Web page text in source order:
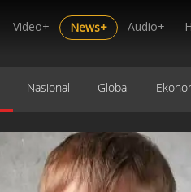
Video+ News+ Audio+
Nasional Global